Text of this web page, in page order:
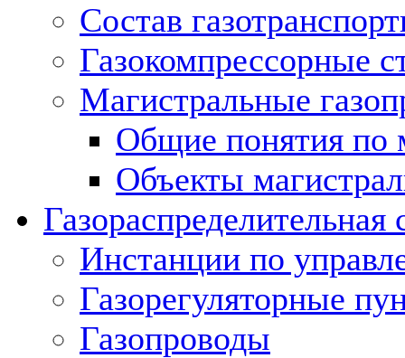
Состав
Газокомпрессорные
Магистральные
Общие понятия по
Объекты
Газораспределительная
Инстанции по
Газорегуляторные
Газопроводы